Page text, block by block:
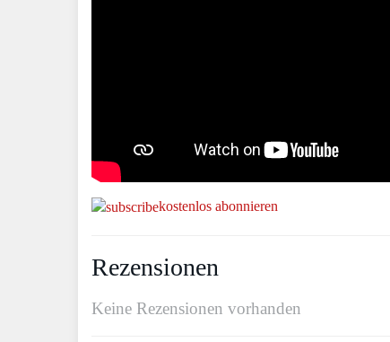
kostenlos abonnieren
Rezensionen
Keine Rezensionen vorhanden